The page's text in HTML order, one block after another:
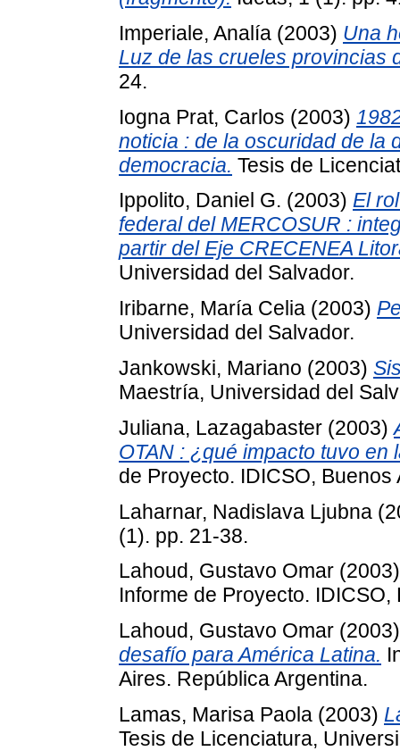
Imperiale, Analía (2003) Una
Luz de las crueles provincias
24.
Iogna Prat, Carlos (2003)
noticia : de la oscuridad de la
democracia. Tesis de
Ippolito, Daniel G. (2003) El
federal del MERCOSUR :
partir del Eje CRECENEA
Universidad del Salvador.
Iribarne, María Celia (2003)
Universidad del Salvador.
Jankowski, Mariano (2003)
Maestría, Universidad del
Juliana, Lazagabaster (2003)
OTAN : ¿qué impacto tuvo
de Proyecto. IDICSO,
Laharnar, Nadislava Ljubna
(1). pp. 21-38.
Lahoud, Gustavo Omar
Informe de Proyecto.
Lahoud, Gustavo Omar
desafío para América Latina.
Aires. República Argentina.
Lamas, Marisa Paola (2003)
Tesis de Licenciatura,